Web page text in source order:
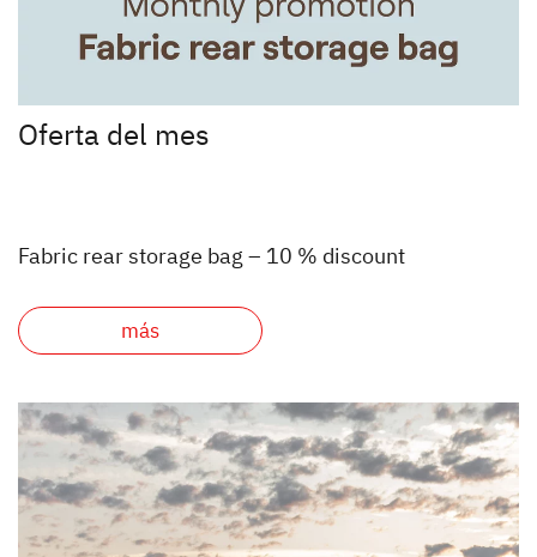
Oferta del mes
Fabric rear storage bag – 10 % discount
más